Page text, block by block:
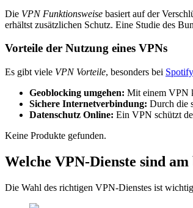
Die VPN Funktionsweise basiert auf der
erhältst zusätzlichen Schutz. Eine Studie des
Vorteile der Nutzung eines VPNs
Es gibt viele VPN Vorteile, besonders bei Spotify
Geoblocking umgehen: Mit einem VPN
Sichere Internetverbindung: Durch die
Datenschutz Online: Ein VPN schützt
Keine Produkte gefunden.
Welche VPN-Dienste sind
Die Wahl des richtigen VPN-Dienstes ist